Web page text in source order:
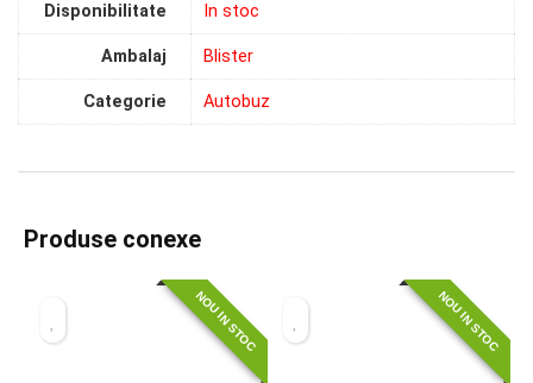
Disponibilitate In stoc
Ambalaj Blister
Categorie Autobuz
Produse conexe
NOU IN STOC NOU IN STOC